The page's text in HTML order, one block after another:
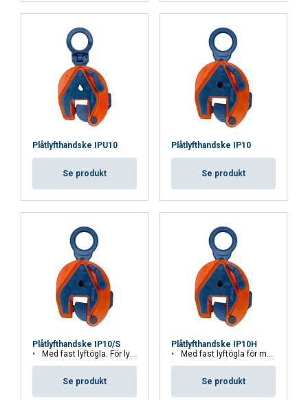
Plåtlyfthandske IPU10
Se produkt
Plåtlyfthandske IP10
Se produkt
Plåtlyfthandske IP10/S
Med fast lyftögla. För lyft av produkter i rostfritt stål.
Se produkt
Plåtlyfthandske IP10H
Med fast lyftögla för mycket hårda material
Se produkt